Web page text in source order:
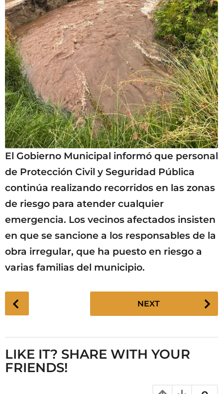
El Gobierno Municipal informó que personal
de Protección Civil y Seguridad Pública
continúa realizando recorridos en las zonas
de riesgo para atender cualquier
emergencia. Los vecinos afectados insisten
en que se sancione a los responsables de la
obra irregular, que ha puesto en riesgo a
varias familias del municipio.
P
o
P
a
NEXT
LIKE IT? SHARE WITH YOUR
FRIENDS!